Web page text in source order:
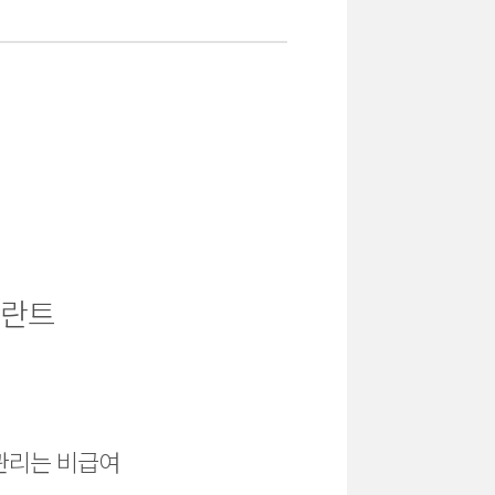
트
는 비급여